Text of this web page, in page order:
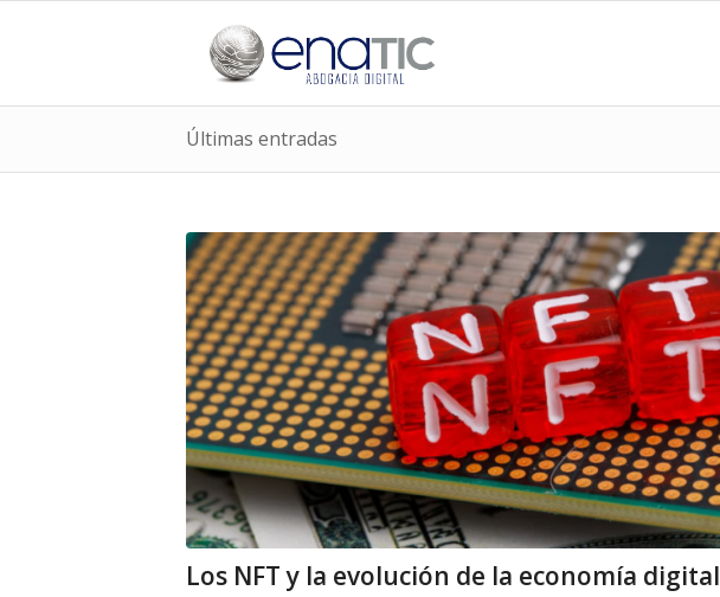
Últimas entradas
Los NFT y la evolución de la economía digital